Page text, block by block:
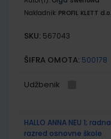
Nakladnik: PROFIL KLETT
SKU: 567043
ŠIFRA OMOTA: 500178
Udžbenik
HALLO ANNA NEU 1;
razred osnovne škole